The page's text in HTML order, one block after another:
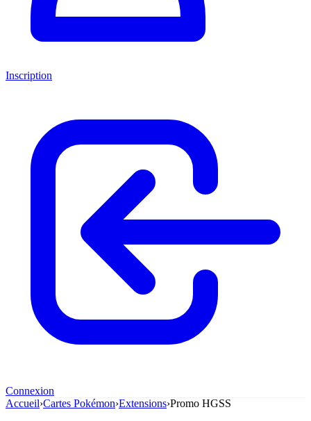
Inscription
Connexion
Accueil›Cartes Pokémon›Extensions›Promo HGSS